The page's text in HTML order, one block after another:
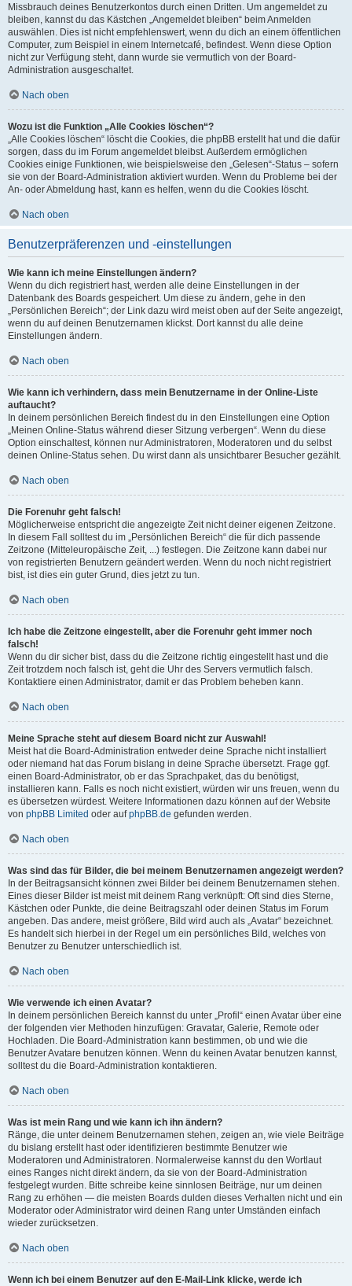
Missbrauch deines Benutzerkontos durch einen Dritten. Um angemeldet zu
bleiben, kannst du das Kästchen „Angemeldet bleiben“ beim Anmelden
auswählen. Dies ist nicht empfehlenswert, wenn du dich an einem öffentlichen
Computer, zum Beispiel in einem Internetcafé, befindest. Wenn diese Option
nicht zur Verfügung steht, dann wurde sie vermutlich von der Board-
Administration ausgeschaltet.
Nach oben
Wozu ist die Funktion „Alle Cookies löschen“?
„Alle Cookies löschen“ löscht die Cookies, die phpBB erstellt hat und die dafür
sorgen, dass du im Forum angemeldet bleibst. Außerdem ermöglichen
Cookies einige Funktionen, wie beispielsweise den „Gelesen“-Status – sofern
sie von der Board-Administration aktiviert wurden. Wenn du Probleme bei der
An- oder Abmeldung hast, kann es helfen, wenn du die Cookies löscht.
Nach oben
Benutzerpräferenzen und -einstellungen
Wie kann ich meine Einstellungen ändern?
Wenn du dich registriert hast, werden alle deine Einstellungen in der
Datenbank des Boards gespeichert. Um diese zu ändern, gehe in den
„Persönlichen Bereich“; der Link dazu wird meist oben auf der Seite angezeigt,
wenn du auf deinen Benutzernamen klickst. Dort kannst du alle deine
Einstellungen ändern.
Nach oben
Wie kann ich verhindern, dass mein Benutzername in der Online-Liste
auftaucht?
In deinem persönlichen Bereich findest du in den Einstellungen eine Option
„Meinen Online-Status während dieser Sitzung verbergen“. Wenn du diese
Option einschaltest, können nur Administratoren, Moderatoren und du selbst
deinen Online-Status sehen. Du wirst dann als unsichtbarer Besucher gezählt.
Nach oben
Die Forenuhr geht falsch!
Möglicherweise entspricht die angezeigte Zeit nicht deiner eigenen Zeitzone.
In diesem Fall solltest du im „Persönlichen Bereich“ die für dich passende
Zeitzone (Mitteleuropäische Zeit, ...) festlegen. Die Zeitzone kann dabei nur
von registrierten Benutzern geändert werden. Wenn du noch nicht registriert
bist, ist dies ein guter Grund, dies jetzt zu tun.
Nach oben
Ich habe die Zeitzone eingestellt, aber die Forenuhr geht immer noch
falsch!
Wenn du dir sicher bist, dass du die Zeitzone richtig eingestellt hast und die
Zeit trotzdem noch falsch ist, geht die Uhr des Servers vermutlich falsch.
Kontaktiere einen Administrator, damit er das Problem beheben kann.
Nach oben
Meine Sprache steht auf diesem Board nicht zur Auswahl!
Meist hat die Board-Administration entweder deine Sprache nicht installiert
oder niemand hat das Forum bislang in deine Sprache übersetzt. Frage ggf.
einen Board-Administrator, ob er das Sprachpaket, das du benötigst,
installieren kann. Falls es noch nicht existiert, würden wir uns freuen, wenn du
es übersetzen würdest. Weitere Informationen dazu können auf der Website
von phpBB Limited oder aufphpBB.de gefunden werden.
Nach oben
Was sind das für Bilder, die bei meinem Benutzernamen angezeigt werden?
In der Beitragsansicht können zwei Bilder bei deinem Benutzernamen stehen.
Eines dieser Bilder ist meist mit deinem Rang verknüpft: Oft sind dies Sterne,
Kästchen oder Punkte, die deine Beitragszahl oder deinen Status im Forum
angeben. Das andere, meist größere, Bild wird auch als „Avatar“ bezeichnet.
Es handelt sich hierbei in der Regel um ein persönliches Bild, welches von
Benutzer zu Benutzer unterschiedlich ist.
Nach oben
Wie verwende ich einen Avatar?
In deinem persönlichen Bereich kannst du unter „Profil“ einen Avatar über eine
der folgenden vier Methoden hinzufügen: Gravatar, Galerie, Remote oder
Hochladen. Die Board-Administration kann bestimmen, ob und wie die
Benutzer Avatare benutzen können. Wenn du keinen Avatar benutzen kannst,
solltest du die Board-Administration kontaktieren.
Nach oben
Was ist mein Rang und wie kann ich ihn ändern?
Ränge, die unter deinem Benutzernamen stehen, zeigen an, wie viele Beiträge
du bislang erstellt hast oder identifizieren bestimmte Benutzer wie
Moderatoren und Administratoren. Normalerweise kannst du den Wortlaut
eines Ranges nicht direkt ändern, da sie von der Board-Administration
festgelegt wurden. Bitte schreibe keine sinnlosen Beiträge, nur um deinen
Rang zu erhöhen — die meisten Boards dulden dieses Verhalten nicht und ein
Moderator oder Administrator wird deinen Rang unter Umständen einfach
wieder zurücksetzen.
Nach oben
Wenn ich bei einem Benutzer auf den E-Mail-Link klicke, werde ich